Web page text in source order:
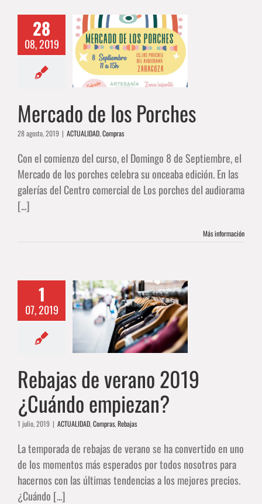
28
08, 2019
de los
Compras
Mercado de los Porches
28 agosto, 2019 | ACTUALIDAD,Compras
Con el comienzo del curso, el Domingo 8 de Septiembre, el
Mercado de los porches celebra su onceaba edición. En las
galerías del Centro comercial de Los porches del audiorama
[...]
Más información
1
07, 2019
de verano
¿Cuándo
Rebajas de verano 2019
¿Cuándo empiezan?
1 julio, 2019 | ACTUALIDAD,Compras,Rebajas
La temporada de rebajas de verano se ha convertido en uno
de los momentos más esperados por todos nosotros para
hacernos con las últimas tendencias a los mejores precios.
¿Cuándo [...]